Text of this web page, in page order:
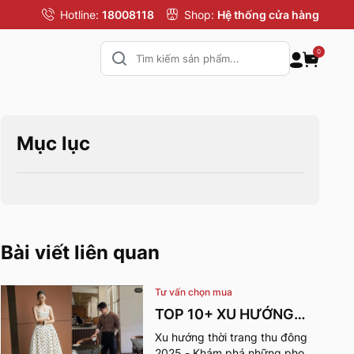
Hotline: 18008118 Shop: Hệ thống cửa hàng
0
Mục lục
Bài viết liên quan
Tư vấn chọn mua
TOP 10+ XU HƯỚNG
THỜI TRANG THU
Xu hướng thời trang thu đông